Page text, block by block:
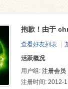
抱歉！由于
查看好友列表
活跃概况
用户组: 注册会员
注册时间: 2012-